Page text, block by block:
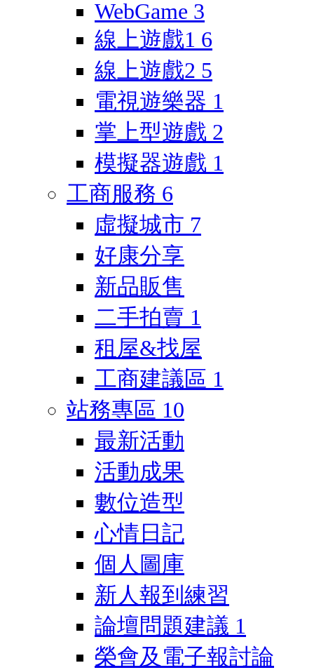
WebGame 3
線上遊戲1 6
線上遊戲2 5
電視遊樂器 1
掌上型遊戲 2
模擬器遊戲 1
工商服務 6
虛擬城市 7
好康分享
新品販售
二手拍賣 1
租屋&找屋
工商建議區 1
站務專區 10
最新活動
活動成果
數位造型
心情日記
個人圖庫
新人報到練習
論壇問題建議 1
榮會及電子報討論